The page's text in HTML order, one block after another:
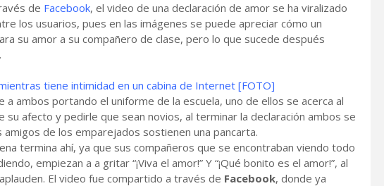
de Facebook, el video de una declaración de amor se ha viralizado
los usuarios, pues en las imágenes se puede apreciar cómo un
su amor a su compañero de clase, pero lo que sucede después
tiene intimidad en un cabina de Internet [FOTO]
a ambos portando el uniforme de la escuela, uno de ellos se acerca al
su afecto y pedirle que sean novios, al terminar la declaración ambos se
de los emparejados sostienen una pancarta.
termina ahí, ya que sus compañeros que se encontraban viendo todo
empiezan a a gritar “¡Viva el amor!” Y “¡Qué bonito es el amor!”, al
El video fue compartido a través de Facebook, donde ya